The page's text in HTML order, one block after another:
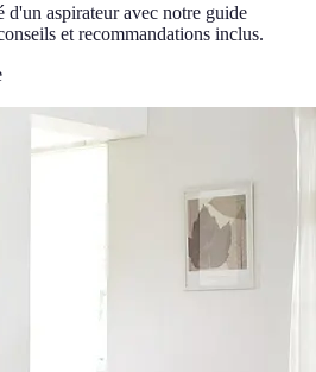
d'un aspirateur avec notre guide
et recommandations inclus.